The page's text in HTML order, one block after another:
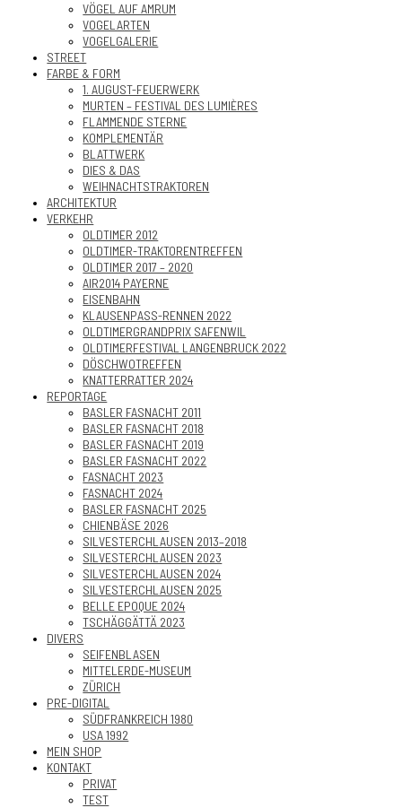
VÖGEL AUF AMRUM
VOGELARTEN
VOGELGALERIE
STREET
FARBE & FORM
1. AUGUST-FEUERWERK
MURTEN – FESTIVAL DES LUMIÈRES
FLAMMENDE STERNE
KOMPLEMENTÄR
BLATTWERK
DIES & DAS
WEIHNACHTSTRAKTOREN
ARCHITEKTUR
VERKEHR
OLDTIMER 2012
OLDTIMER-TRAKTORENTREFFEN
OLDTIMER 2017 – 2020
AIR2014 PAYERNE
EISENBAHN
KLAUSENPASS-RENNEN 2022
OLDTIMERGRANDPRIX SAFENWIL
OLDTIMERFESTIVAL LANGENBRUCK 2022
DÖSCHWOTREFFEN
KNATTERRATTER 2024
REPORTAGE
BASLER FASNACHT 2011
BASLER FASNACHT 2018
BASLER FASNACHT 2019
BASLER FASNACHT 2022
FASNACHT 2023
FASNACHT 2024
BASLER FASNACHT 2025
CHIENBÄSE 2026
SILVESTERCHLAUSEN 2013–2018
SILVESTERCHLAUSEN 2023
SILVESTERCHLAUSEN 2024
SILVESTERCHLAUSEN 2025
BELLE EPOQUE 2024
TSCHÄGGÄTTÄ 2023
DIVERS
SEIFENBLASEN
MITTELERDE-MUSEUM
ZÜRICH
PRE-DIGITAL
SÜDFRANKREICH 1980
USA 1992
MEIN SHOP
KONTAKT
PRIVAT
TEST